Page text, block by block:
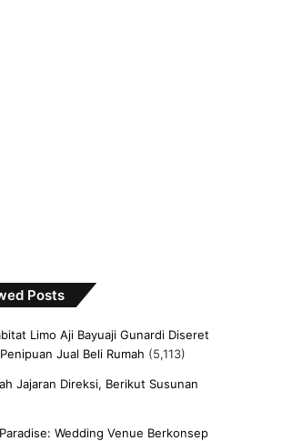
Posts
Limo Aji Bayuaji Gunardi Diseret
Jual Beli Rumah (5,113)
Jajaran Direksi, Berikut Susunan
Wedding Venue Berkonsep